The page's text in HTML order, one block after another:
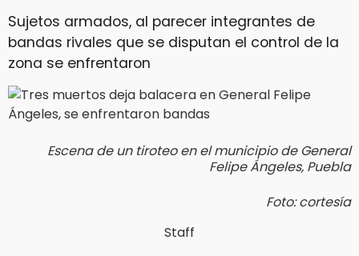
Sujetos armados, al parecer integrantes de
bandas rivales que se disputan el control de la
zona se enfrentaron
Escena de un tiroteo en el municipio de General
Felipe Ángeles, Puebla
Foto: cortesía
Staff